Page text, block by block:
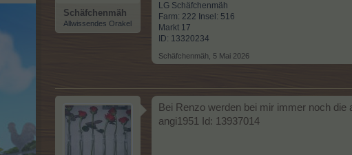
Schäfchenmäh
Allwissendes Orakel
LG Schäfchenmäh
Farm: 222 Insel: 516
Markt 17
ID: 13320234
Schäfchenmäh 5 Mai 2026
Bei Renzo werden bei mir immer noch
angi1951 Id: 13937014